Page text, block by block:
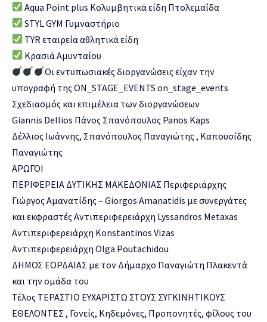
Aqua Point plus Κολυμβητικά είδη Πτολεμαΐδα
STYL GYM Γυμναστήριο
TYR εταιρεία αθλητικά είδη
Κρασιά Αμυνταίου
Οι εντυπωσιακές διοργανώσεις είχαν την
υπογραφή της ON_STAGE_EVENTS on_stage_events
Σχεδιασμός και επιμέλεια των διοργανώσεων
Giannis Dellios Πάνος Σπανόπουλος Panos Kaps
Δέλλιος Ιωάννης, Σπανόπουλος Παναγιώτης , Καπουσίδης
Παναγιώτης
ΑΡΩΓΟΙ
ΠΕΡΙΦΕΡΕΙΑ ΔΥΤΙΚΗΣ ΜΑΚΕΔΟΝΙΑΣ Περιφεριάρχης
Γιώργος Αμανατίδης – Giorgos Amanatidis με συνεργάτες
και εκφραστές Αντιπεριφερειάρχη Lyssandros Metaxas
Αντιπεριφερειάρχη Konstantinos Vizas
Αντιπεριφερειάρχη Olga Poutachidou
ΔΗΜΟΣ ΕΟΡΔΑΙΑΣ με τον Δήμαρχο Παναγιώτη Πλακεντά
και την ομάδα του
Τέλος ΤΕΡΑΣΤΙΟ ΕΥΧΑΡΙΣΤΩ ΣΤΟΥΣ ΣΥΓΚΙΝΗΤΙΚΟΥΣ
ΕΘΕΛΟΝΤΕΣ , Γονείς, Κηδεμόνες, Προπονητές, φίλους του